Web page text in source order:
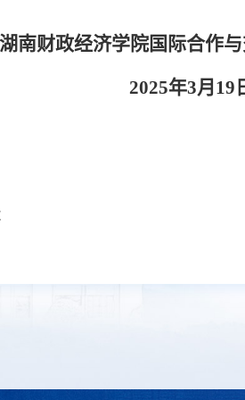
湖南财政经济学院国际合作
2025年3月